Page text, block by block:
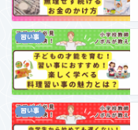
習い事
習い事